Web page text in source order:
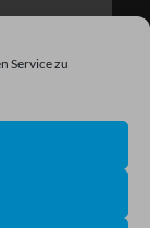
Service zu